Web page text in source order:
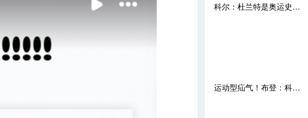
科尔：杜兰特是奥运史上最伟大的男子运动员 詹姆斯：事实！！！
运动型疝气！布登：科迪-马丁正努力恢复 目前没有何时复出的消息